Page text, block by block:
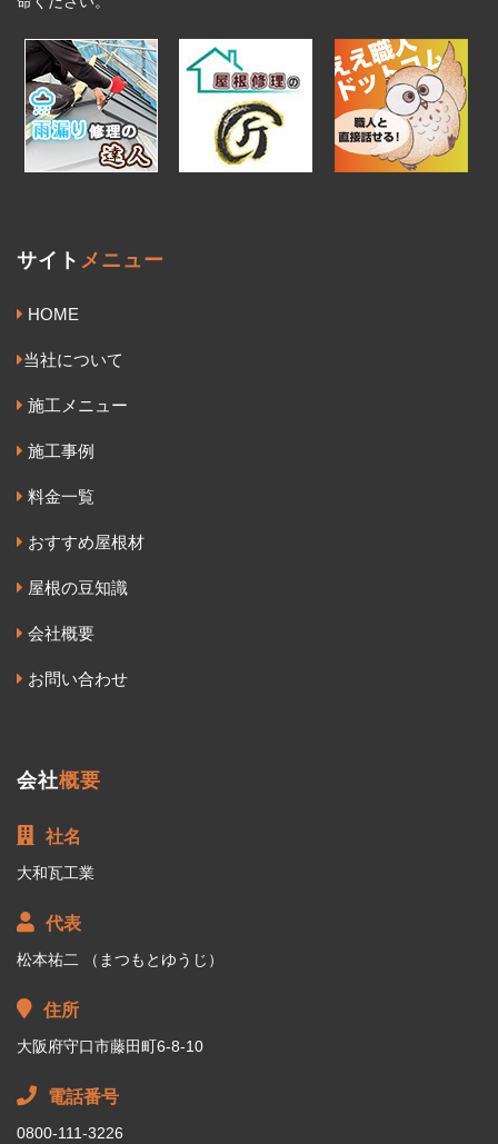
サイト メニュー
HOME
当社について
施工メニュー
施工事例
料金一覧
おすすめ屋根材
屋根の豆知識
会社概要
お問い合わせ
会社概要
社名
大和瓦工業
代表
松本祐二 （まつもとゆうじ）
住所
大阪府守口市藤田町6-8-10
電話番号
0800-111-3226